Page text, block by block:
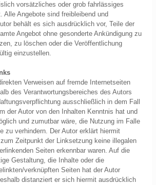
vorsätzliches oder grob fahrlässiges
Alle Angebote sind freibleibend und
behält es sich ausdrücklich vor, Teile der
Angebot ohne gesonderte Ankündigung zu
zu löschen oder die Veröffentlichung
einzustellen.
Verweisen auf fremde Internetseiten
des Verantwortungsbereiches des Autors
ausschließlich in dem Fall
der Autor von den Inhalten Kenntnis hat und
und zumutbar wäre, die Nutzung im Falle
zu verhindern. Der Autor erklärt hiermit
Zeitpunkt der Linksetzung keine illegalen
Seiten erkennbar waren. Auf die
Gestaltung, die Inhalte oder die
verknüpften Seiten hat der Autor
distanziert er sich hiermit ausdrücklich